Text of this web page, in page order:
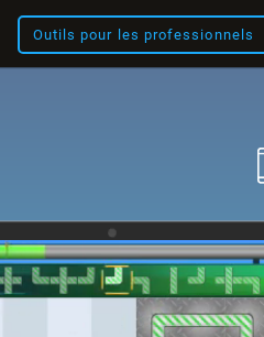
Outils pour les professionnels